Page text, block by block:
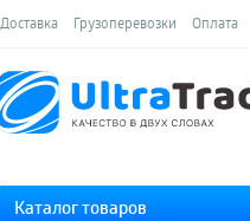
Доставка Грузоперевозки Оплата
Каталог товаров